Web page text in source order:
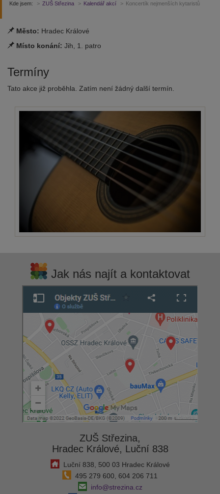
Kde jsem: ZUŠ Střezina Kalendář akcí Koncertík nejmenších kytaristů
Město: Hradec Králové
Místo konání: Jih, 1. patro
Termíny
Tato akce již proběhla. Zatím není žádný další termín.
Jak nás najít a kontaktovat
ZUŠ Střezina,
Hradec Králové, Luční 838
Luční 838, 500 03 Hradec Králové
495 279 600, 604 206 711
info@strezina.cz